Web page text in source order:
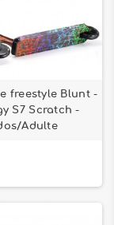
freestyle Blunt -
S7 Scratch -
Adulte